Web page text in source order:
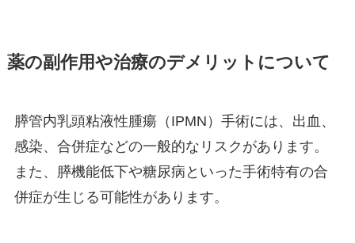
薬の副作用や治療のデメリットについて
膵管内乳頭粘液性腫瘍（IPMN）手術には、出血、
感染、合併症などの一般的なリスクがあります。
また、膵機能低下や糖尿病といった手術特有の合
併症が生じる可能性があります。